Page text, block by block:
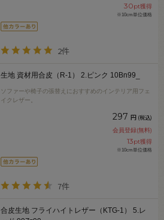
30pt獲得
※10cm単位価格
2件
生地 資材用合皮（R-1） 2.ピンク 10Bn99_
ソファーや椅子の張替えにおすすめのインテリア用フェ
イクレザー。
297 円 (税込)
会員登録(無料)
13pt獲得
※10cm単位価格
7件
合皮生地 フライハイトレザー（KTG-1） 5.レ